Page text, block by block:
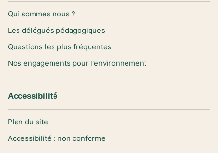
Qui sommes nous ?
Les délégués pédagogiques
Questions les plus fréquentes
Nos engagements pour l'environnement
Accessibilité
Plan du site
Accessibilité : non conforme